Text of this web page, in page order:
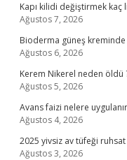
Kapı kilidi değiştirmek kaç
Ağustos 7, 2026
Bioderma güneş
Ağustos 6, 2026
Kerem Nikerel neden öldü
Ağustos 5, 2026
Avans faizi nelere
Ağustos 4, 2026
2025 yivsiz av tüfeği ruhsat
Ağustos 3, 2026